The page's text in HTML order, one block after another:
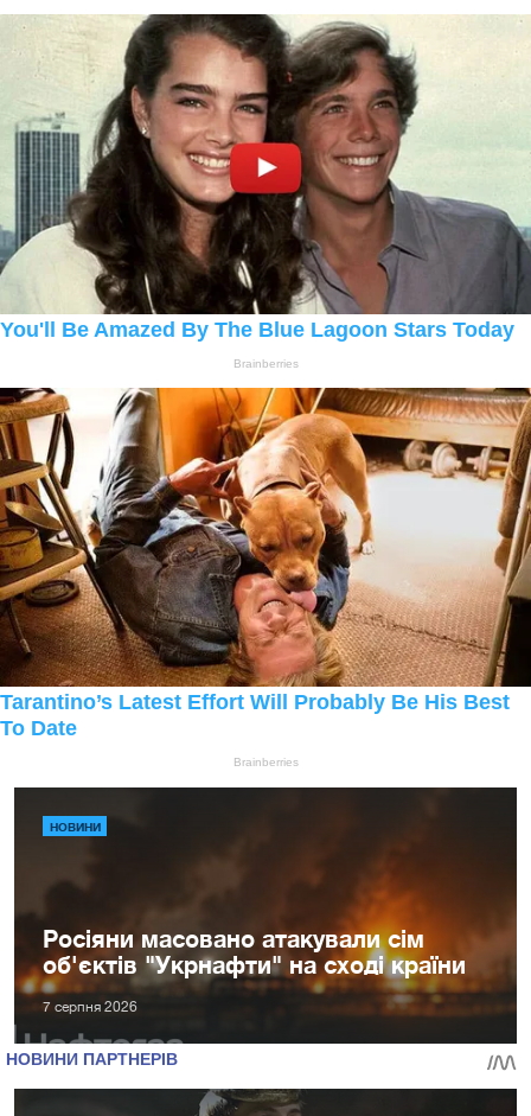
НОВИНИ
Росіяни масовано атакували сім
об'єктів "Укрнафти" на сході країни
7 серпня 2026